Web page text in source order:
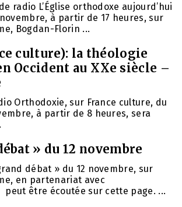
radio L’Église orthodoxe aujourd’hui
à partir de 17 heures, sur
Bogdan-Florin ...
culture): la théologie
Occident au XXe siècle –
Orthodoxie, sur France culture, du
à partir de 8 heures, sera
» du 12 novembre
débat » du 12 novembre, sur
en partenariat avec
peut être écoutée sur cette page. ...